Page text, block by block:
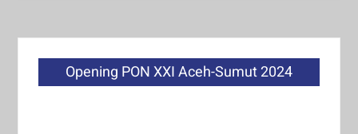
Opening PON XXI Aceh-Sumut 2024